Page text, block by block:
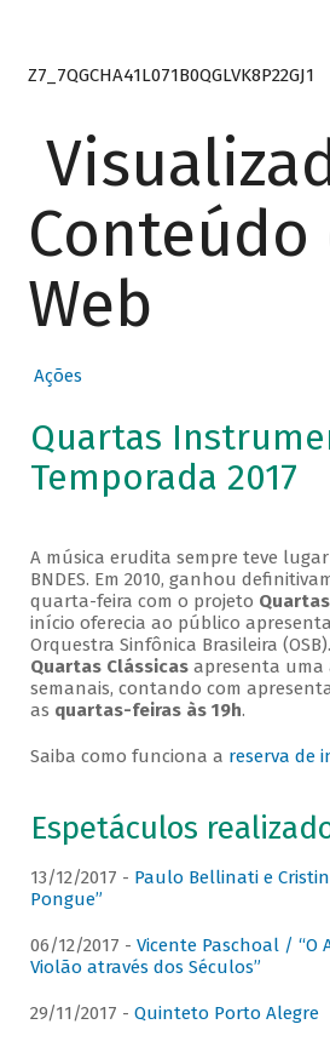
Z7_7QGCHA41L071B0QGLVK8P22GJ1
Conteúdo
Web
Ações
Quartas
Temporada 2017
A música erudita sempre teve
BNDES. Em 2010, ganhou
quarta-feira com o projeto
início oferecia ao público
Orquestra Sinfônica Brasileira
Quartas Clássicasapresenta uma
semanais, contando com
as quartas-feiras às 19h.
Saiba como funciona a reserva de
Espetáculos
13/12/2017 - Paulo Bellinati e
Pongue”
06/12/2017 - Vicente Paschoal / “O
Violão através dos Séculos”
29/11/2017 - Quinteto Porto Alegre